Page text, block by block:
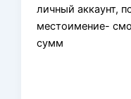
личный аккаунт,
местоимение-
сумм